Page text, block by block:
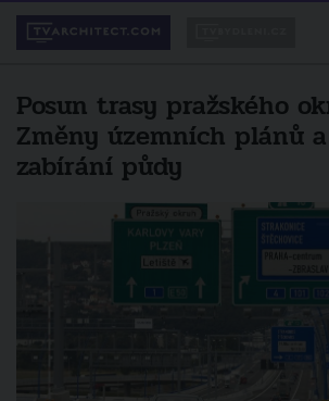
Posun trasy pražského
Změny územních plánů
zabírání půdy